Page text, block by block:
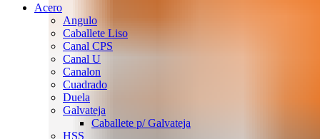
Acero
Angulo
Caballete Liso
Canal CPS
Canal U
Canalon
Cuadrado
Duela
Galvateja
Caballete p/ Galvateja
HSS